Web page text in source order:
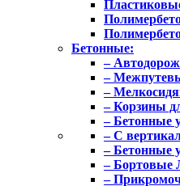
Бетонные:
–
–
–
– Корзины
– Бетонные
– С
– Бетонные
– Бортовые
–